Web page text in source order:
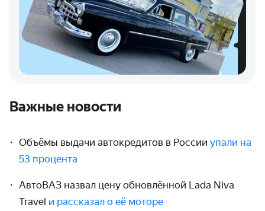
Важные новости
Объёмы выдачи автокредитов в России упали на
53 процента
АвтоВАЗ назвал цену обновлённой Lada Niva
Travel и рассказал о её моторе